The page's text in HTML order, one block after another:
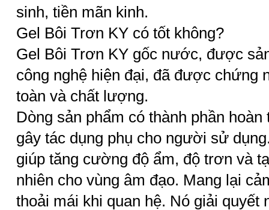
sinh, tiền mãn kinh.
Gel Bôi Trơn KY có tốt không?
Gel Bôi Trơn KY gốc nước, được
công nghệ hiện đại, đã được chứng
toàn và chất lượng.
Dòng sản phẩm có thành phần
gây tác dụng phụ cho người sử
giúp tăng cường độ ẩm, độ trơn và
nhiên cho vùng âm đạo. Mang lại
thoải mái khi quan hệ. Nó giải quyết